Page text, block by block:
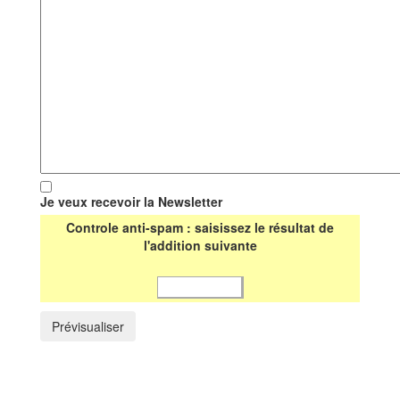
Je veux recevoir la Newsletter
Controle anti-spam : saisissez le résultat de
l'addition suivante